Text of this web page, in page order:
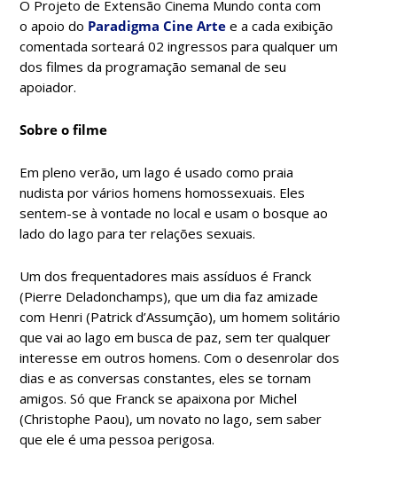
O Projeto de Extensão Cinema Mundo conta com
o apoio do Paradigma Cine Arte e a cada exibição
comentada sorteará 02 ingressos para qualquer um
dos filmes da programação semanal de seu
apoiador.
Sobre o filme
Em pleno verão, um lago é usado como praia
nudista por vários homens homossexuais. Eles
sentem-se à vontade no local e usam o bosque ao
lado do lago para ter relações sexuais.
Um dos frequentadores mais assíduos é Franck
(Pierre Deladonchamps), que um dia faz amizade
com Henri (Patrick d’Assumção), um homem solitário
que vai ao lago em busca de paz, sem ter qualquer
interesse em outros homens. Com o desenrolar dos
dias e as conversas constantes, eles se tornam
amigos. Só que Franck se apaixona por Michel
(Christophe Paou), um novato no lago, sem saber
que ele é uma pessoa perigosa.